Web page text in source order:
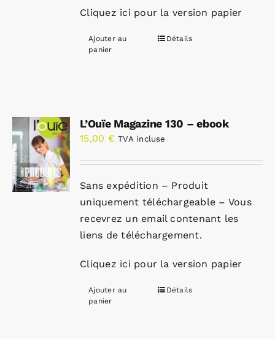
Cliquez ici pour la version papier
Ajouter au
panier
Détails
L’Ouïe Magazine 130 – ebook
15,00 € TVA incluse
Sans expédition – Produit
uniquement téléchargeable – Vous
recevrez un email contenant les
liens de téléchargement.
Cliquez ici pour la version papier
Ajouter au
panier
Détails